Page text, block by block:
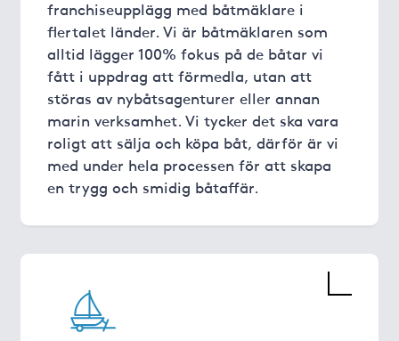
franchiseupplägg med båtmäklare i
flertalet länder. Vi är båtmäklaren som
alltid lägger 100% fokus på de båtar vi
fått i uppdrag att förmedla, utan att
störas av nybåtsagenturer eller annan
marin verksamhet. Vi tycker det ska vara
roligt att sälja och köpa båt, därför är vi
med under hela processen för att skapa
en trygg och smidig båtaffär.